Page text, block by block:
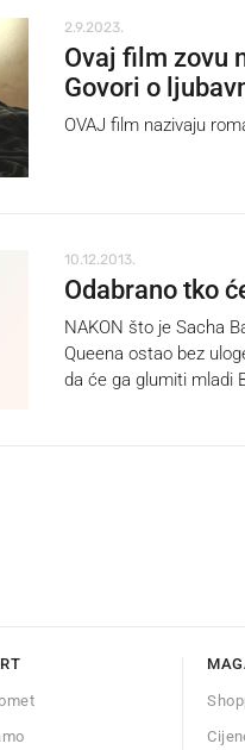
2.9.2023.
Ovaj film zovu
Govori o
OVAJ film nazivaju
10.12.2013.
Odabrano tko
NAKON što je Sacha
Queena ostao bez
da će ga glumiti mladi